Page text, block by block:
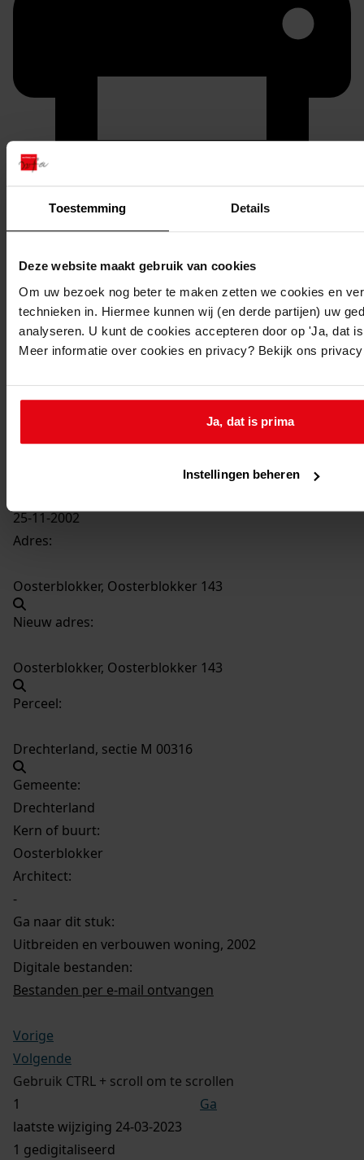
Toestemming Details
Deze website maakt gebruik van cookies
Om uw bezoek nog beter te maken zetten we cookies en
technieken in. Hiermee kunnen wij (en derde partijen) uw
analyseren. U kunt de cookies accepteren door op 'Ja, dat
Meer informatie over cookies en privacy? Bekijk ons
Ja, dat is prima
Instellingen beheren
duurzaam webadres
Inventaris
Oosterblokker
2959Uitbreiden en verbouwen woning, 2002
Datering:
Beschrijving:
Uitbreiden en verbouwen woning
25-11-2002
Adres:
Oosterblokker, Oosterblokker 143
Nieuw adres:
Oosterblokker, Oosterblokker 143
Perceel:
Drechterland, sectie M 00316
Gemeente:
Drechterland
Kern of buurt:
Oosterblokker
Architect:
-
Ga naar dit stuk:
Uitbreiden en verbouwen woning, 2002
Digitale bestanden:
Bestanden per e-mail ontvangen
Vorige
Volgende
Gebruik CTRL + scroll om te scrollen
Ga
laatste wijziging 24-03-2023
1 gedigitaliseerd